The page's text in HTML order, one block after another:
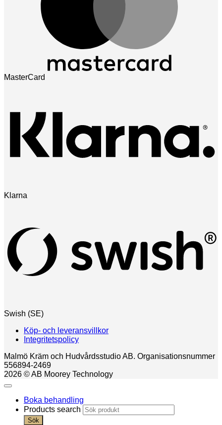
MasterCard
Klarna
Swish (SE)
Köp- och leveransvillkor
Integritetspolicy
Malmö Kräm och Hudvårdsstudio AB. Organisationsnummer
556894-2469
2026 © AB Moorey Technology
Boka behandling
Products search
Sök